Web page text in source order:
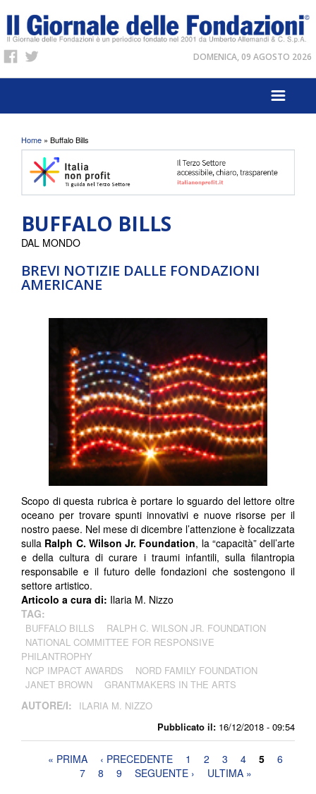
DOMENICA, 09 AGOSTO 2026
Tu sei qui
Home » Buffalo Bills
BUFFALO BILLS
BREVI NOTIZIE DALLE FONDAZIONI
AMERICANE
Pubblicato il: 16/12/2018 - 09:54
DAL MONDO
Scopo di questa rubrica è portare lo sguardo del lettore oltre
oceano per trovare spunti innovativi e nuove risorse per il
nostro paese. Nel mese di dicembre l’attenzione è focalizzata
sulla Ralph C. Wilson Jr. Foundation, la “capacità” dell’arte
e della cultura di curare i traumi infantili, sulla filantropia
responsabile e il futuro delle fondazioni che sostengono il
settore artistico.
Articolo a cura di: Ilaria M. Nizzo
TAG:
BUFFALO BILLS
RALPH C. WILSON JR. FOUNDATION
NATIONAL COMMITTEE FOR RESPONSIVE
PHILANTROPHY
NCP IMPACT AWARDS
NORD FAMILY FOUNDATION
JANET BROWN
GRANTMAKERS IN THE ARTS
AUTORE/I: ILARIA M. NIZZO
Pagine« PRIMA ‹ PRECEDENTE 1 2 3 4 5
6
7
8 9 SEGUENTE › ULTIMA »